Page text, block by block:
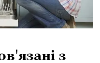
з